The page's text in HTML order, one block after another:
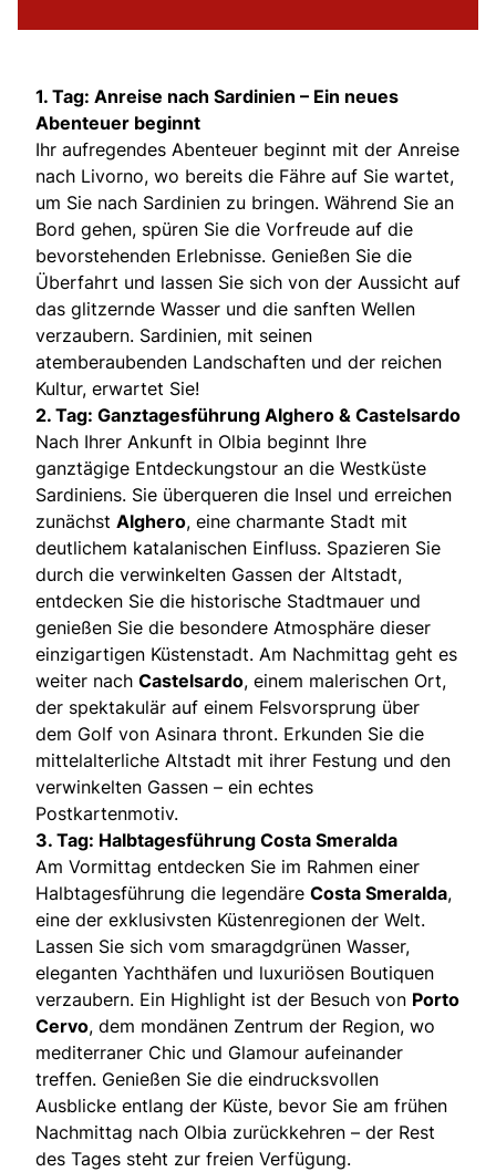
1. Tag: Anreise nach Sardinien – Ein neues
Abenteuer beginnt
Ihr aufregendes Abenteuer beginnt mit der Anreise
nach Livorno, wo bereits die Fähre auf Sie wartet,
um Sie nach Sardinien zu bringen. Während Sie an
Bord gehen, spüren Sie die Vorfreude auf die
bevorstehenden Erlebnisse. Genießen Sie die
Überfahrt und lassen Sie sich von der Aussicht auf
das glitzernde Wasser und die sanften Wellen
verzaubern. Sardinien, mit seinen
atemberaubenden Landschaften und der reichen
Kultur, erwartet Sie!
2. Tag: Ganztagesführung Alghero & Castelsardo
Nach Ihrer Ankunft in Olbia beginnt Ihre
ganztägige Entdeckungstour an die Westküste
Sardiniens. Sie überqueren die Insel und erreichen
zunächst Alghero, eine charmante Stadt mit
deutlichem katalanischen Einfluss. Spazieren Sie
durch die verwinkelten Gassen der Altstadt,
entdecken Sie die historische Stadtmauer und
genießen Sie die besondere Atmosphäre dieser
einzigartigen Küstenstadt. Am Nachmittag geht es
weiter nach Castelsardo, einem malerischen Ort,
der spektakulär auf einem Felsvorsprung über
dem Golf von Asinara thront. Erkunden Sie die
mittelalterliche Altstadt mit ihrer Festung und den
verwinkelten Gassen – ein echtes
Postkartenmotiv.
3. Tag: Halbtagesführung Costa Smeralda
Am Vormittag entdecken Sie im Rahmen einer
Halbtagesführung die legendäre Costa Smeralda,
eine der exklusivsten Küstenregionen der Welt.
Lassen Sie sich vom smaragdgrünen Wasser,
eleganten Yachthäfen und luxuriösen Boutiquen
verzaubern. Ein Highlight ist der Besuch von Porto
Cervo, dem mondänen Zentrum der Region, wo
mediterraner Chic und Glamour aufeinander
treffen. Genießen Sie die eindrucksvollen
Ausblicke entlang der Küste, bevor Sie am frühen
Nachmittag nach Olbia zurückkehren – der Rest
des Tages steht zur freien Verfügung.